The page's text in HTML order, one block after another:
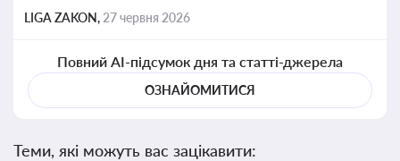
LIGA ZAKON, 27 червня 2026
Повний AI-підсумок дня та статті-джерела
ОЗНАЙОМИТИСЯ
Теми, які можуть вас зацікавити: